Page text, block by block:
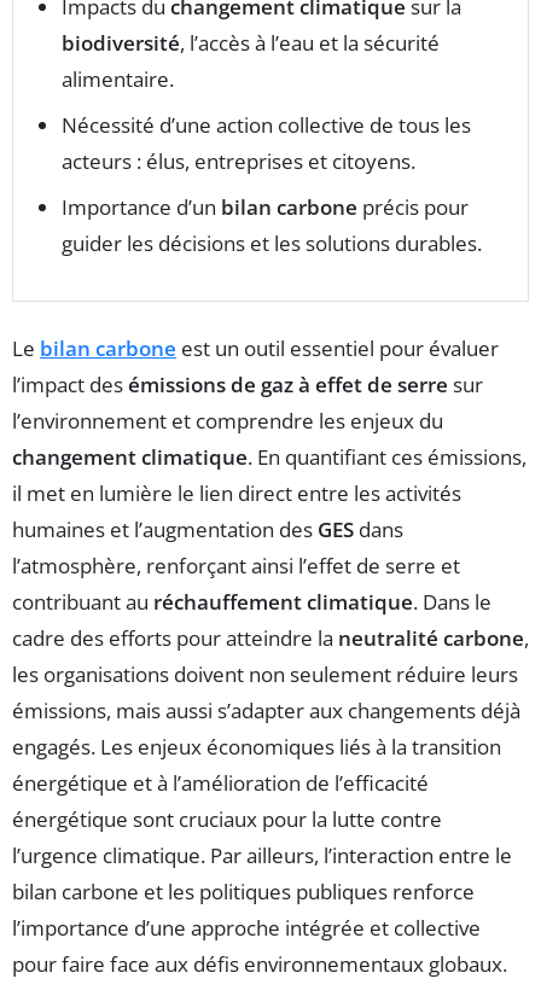
Impacts du changement climatique sur la
biodiversité, l’accès à l’eau et la sécurité
alimentaire.
Nécessité d’une action collective de tous les
acteurs : élus, entreprises et citoyens.
Importance d’un bilan carbone précis pour
guider les décisions et les solutions durables.
Le bilan carbone est un outil essentiel pour évaluer
l’impact desémissions de gaz à effet de serre sur
l’environnement et comprendre les enjeux du
changement climatique. En quantifiant ces émissions,
il met en lumière le lien direct entre les activités
humaines et l’augmentation des GES dans
l’atmosphère, renforçant ainsi l’effet de serre et
contribuant au réchauffement climatique. Dans le
cadre des efforts pour atteindre la neutralité carbone,
les organisations doivent non seulement réduire leurs
émissions, mais aussi s’adapter aux changements déjà
engagés. Les enjeux économiques liés à la transition
énergétique et à l’amélioration de l’efficacité
énergétique sont cruciaux pour la lutte contre
l’urgence climatique. Par ailleurs, l’interaction entre le
bilan carbone et les politiques publiques renforce
l’importance d’une approche intégrée et collective
pour faire face aux défis environnementaux globaux.